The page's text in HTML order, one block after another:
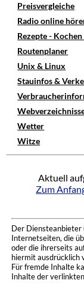
Preisvergleiche
Radio online
Rezepte -
Routenplaner
Unix & Linux
Stauinfos &
Wetter
Witze
Aktuell
Zum
Der
Internetseiten, die
oder die ihrerseits
hiermit ausdrücklich
Für fremde Inhalte
Inhalte der